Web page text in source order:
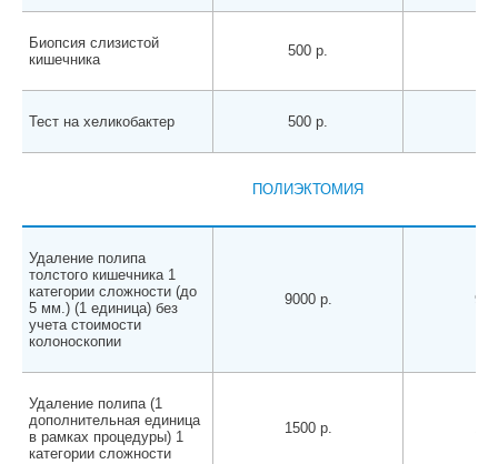
Биопсия слизистой
кишечника
500 р.
Тест на хеликобактер 500 р.
ПОЛИЭКТОМИЯ
Удаление полипа
толстого кишечника 1
категории сложности (до
5 мм.) (1 единица) без
учета стоимости
колоноскопии
9000 р.
Удаление полипа (1
дополнительная единица
в рамках процедуры) 1
категории сложности
1500 р.